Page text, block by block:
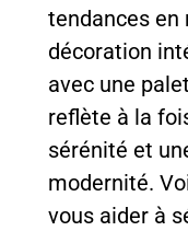
tendances en
décoration
avec une
reflète à la
sérénité et
modernité.
vous aider à